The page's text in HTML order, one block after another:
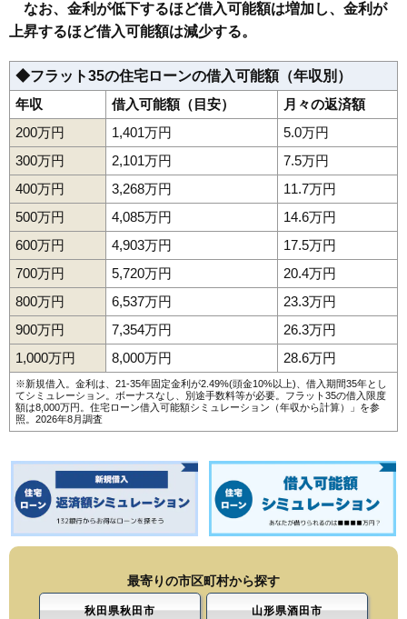
なお、金利が低下するほど借入可能額は増加し、金利が
上昇するほど借入可能額は減少する。
◆フラット35の住宅ローンの借入可能額（年収別）
年収
借入可能額（目安）
月々の返済額
200万円
1,401万円
5.0万円
300万円
2,101万円
7.5万円
400万円
3,268万円
11.7万円
500万円
4,085万円
14.6万円
600万円
4,903万円
17.5万円
700万円
5,720万円
20.4万円
800万円
6,537万円
23.3万円
900万円
7,354万円
26.3万円
1,000万円
8,000万円 28.6万円
※新規借入。金利は、21-35年固定金利が2.49%(頭金10%以上)、借入期間35年とし
てシミュレーション。ボーナスなし、別途手数料等が必要。フラット35の借入限度
額は8,000万円。 住宅ローン借入可能額シミュレーション（年収から計算）
」を参
照。2026年8月調査
最寄りの市区町村から探す
秋田県秋田市 山形県酒田市